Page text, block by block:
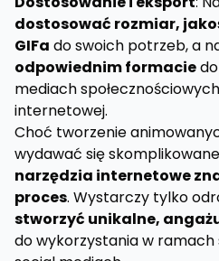
dostosować rozmiar,
GIFa do swoich potrzeb, a
odpowiednim formacie
mediach
internetowej.
Choć tworzenie
wydawać się
narzędzia internetowe
proces. Wystarczy tylko
stworzyć unikalne,
do wykorzystania w